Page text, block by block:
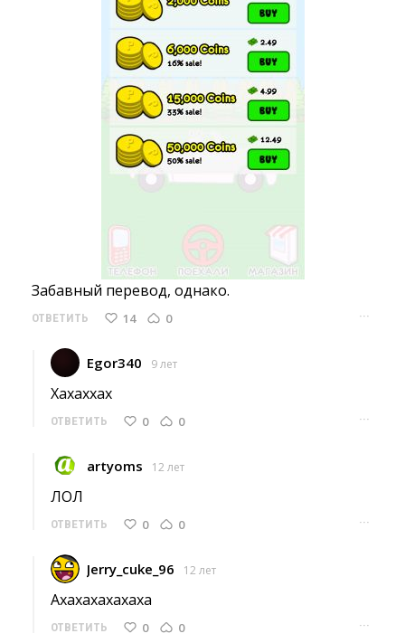
Забавный перевод, однако.
ОТВЕТИТЬ 14 0 ···
Egor340 9 лет
Хахаххах
ОТВЕТИТЬ 0 0 ···
artyoms 12 лет
ЛОЛ
ОТВЕТИТЬ 0 0 ···
Jerry_cuke_96 12 лет
Ахахахахахаха
ОТВЕТИТЬ 0 0 ···